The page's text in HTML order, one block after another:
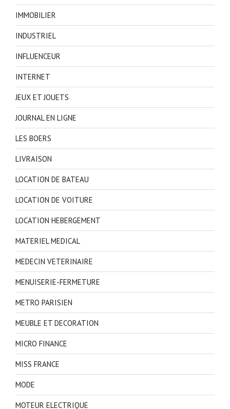
IMMOBILIER
INDUSTRIEL
INFLUENCEUR
INTERNET
JEUX ET JOUETS
JOURNAL EN LIGNE
LES BOERS
LIVRAISON
LOCATION DE BATEAU
LOCATION DE VOITURE
LOCATION HEBERGEMENT
MATERIEL MEDICAL
MEDECIN VETERINAIRE
MENUISERIE-FERMETURE
METRO PARISIEN
MEUBLE ET DECORATION
MICRO FINANCE
MISS FRANCE
MODE
MOTEUR ELECTRIQUE